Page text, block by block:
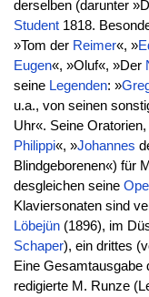
derselben (darunter
Student1818.
»Tom der Reimer«, »
Eugen«, »Oluf«, »Der
seine Legenden: »
u.a., von seinen
Uhr«. Seine
Philippi«, »Johannes
Blindgeborenen«) für
desgleichen seine
Klaviersonaten sind
Löbejün(1896), im
Schaper), ein drittes
Eine Gesamtausgabe
redigierte M. Runze